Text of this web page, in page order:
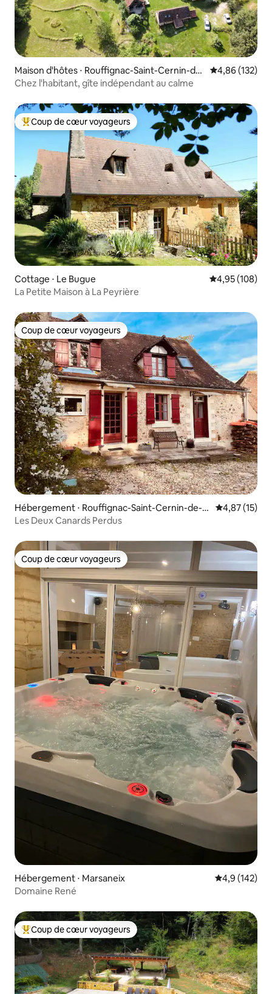
Maison d'hôtes ⋅ Rouffignac-Saint-Cernin-de-
Reilhac
Évaluation
4,86 (132)
Chez l'habitant, gîte indépendant au calme
Coups de cœur voyageurs les plus appréciés
Coup de cœur voyageurs
Cottage ⋅ Le Bugue Évaluation
4,95 (108)
La Petite Maison à La Peyrière
Coup de cœur voyageurs
Coup de cœur voyageurs
Hébergement ⋅ Rouffignac-Saint-Cernin-de-R
eilhac
Évaluation
4,87 (15)
Les Deux Canards Perdus
Coup de cœur voyageurs
Coup de cœur voyageurs
Hébergement ⋅ Marsaneix Évaluation
4,9 (142)
Domaine René
Coups de cœur voyageurs les plus appréciés
Coup de cœur voyageurs